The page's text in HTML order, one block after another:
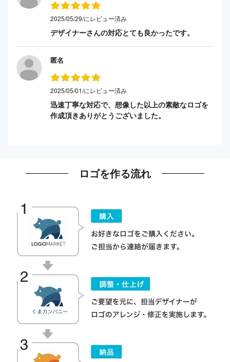
2025/05/29/にレビュー済み
デザイナーさんの対応とても良かったです。
匿名
2025/05/01/にレビュー済み
迅速丁寧な対応で、想像した以上の素敵なロゴを
作成頂きありがとうございました。
ロゴを作る流れ